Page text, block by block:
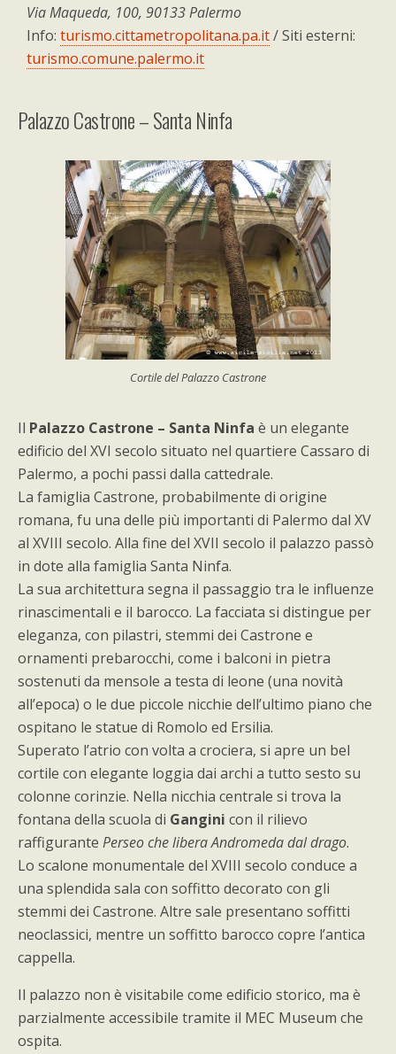
Via Maqueda, 100, 90133 Palermo
Info: turismo.cittametropolitana.pa.it/ Siti esterni:
turismo.comune.palermo.it
Palazzo Castrone – Santa Ninfa
Cortile del Palazzo Castrone
Il Palazzo Castrone – Santa Ninfa è un elegante
edificio del XVI secolo situato nel quartiere Cassaro di
Palermo, a pochi passi dalla cattedrale.
La famiglia Castrone, probabilmente di origine
romana, fu una delle più importanti di Palermo dal XV
al XVIII secolo. Alla fine del XVII secolo il palazzo passò
in dote alla famiglia Santa Ninfa.
La sua architettura segna il passaggio tra le influenze
rinascimentali e il barocco. La facciata si distingue per
eleganza, con pilastri, stemmi dei Castrone e
ornamenti prebarocchi, come i balconi in pietra
sostenuti da mensole a testa di leone (una novità
all’epoca) o le due piccole nicchie dell’ultimo piano che
ospitano le statue di Romolo ed Ersilia.
Superato l’atrio con volta a crociera, si apre un bel
cortile con elegante loggia dai archi a tutto sesto su
colonne corinzie. Nella nicchia centrale si trova la
fontana della scuola di Gangini con il rilievo
raffigurante Perseo che libera Andromeda dal drago.
Lo scalone monumentale del XVIII secolo conduce a
una splendida sala con soffitto decorato con gli
stemmi dei Castrone. Altre sale presentano soffitti
neoclassici, mentre un soffitto barocco copre l’antica
cappella.
Il palazzo non è visitabile come edificio storico, ma è
parzialmente accessibile tramite il MEC Museum che
ospita.